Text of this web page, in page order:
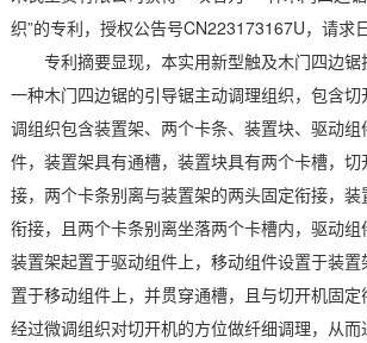
织”的专利，授权公告号CN223173167U，请求
专利摘要显现，本实用新型触及木门四边锯
一种木门四边锯的引导锯主动调理组织，包含
调组织包含装置架、两个卡条、装置块、驱动
件，装置架具有通槽，装置块具有两个卡槽，
接，两个卡条别离与装置架的两头固定衔接，
衔接，且两个卡条别离坐落两个卡槽内，驱动组
装置架起置于驱动组件上，移动组件设置于装
置于移动组件上，并贯穿通槽，且与切开机固定
经过微调组织对切开机的方位做纤细调理，从